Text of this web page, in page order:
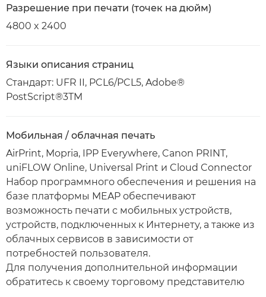
Разрешение при печати (точек на дюйм)
4800 x 2400
Языки описания страниц
Стандарт: UFR II, PCL6/PCL5, Adobe®
PostScript®3TM
Мобильная / облачная печать
AirPrint, Mopria, IPP Everywhere, Canon PRINT,
uniFLOW Online, Universal Print и Cloud Connector
Набор программного обеспечения и решения на
базе платформы MEAP обеспечивают
возможность печати с мобильных устройств,
устройств, подключенных к Интернету, а также из
облачных сервисов в зависимости от
потребностей пользователя.
Для получения дополнительной информации
обратитесь к своему торговому представителю